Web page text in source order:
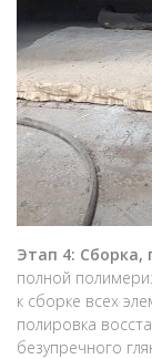
Этап 4: Сборка,
полной
к сборке всех
полировка
безупречного